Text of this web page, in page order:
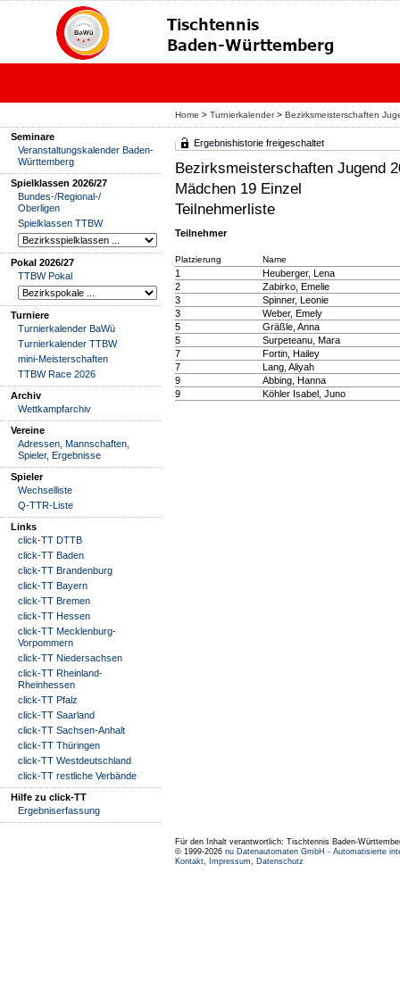
Home > Turnierkalender> Bezirksmeisterschaften
Seminare
Veranstaltungskalender Baden-
Württemberg
Spielklassen 2026/27
Bundes-/Regional-/
Oberligen
Spielklassen TTBW
Pokal 2026/27
TTBW Pokal
Turniere
Turnierkalender BaWü
Turnierkalender TTBW
mini-Meisterschaften
TTBW Race 2026
Archiv
Wettkampfarchiv
Vereine
Adressen, Mannschaften,
Spieler, Ergebnisse
Spieler
Wechselliste
Q-TTR-Liste
Links
click-TT DTTB
click-TT Baden
click-TT Brandenburg
click-TT Bayern
click-TT Bremen
click-TT Hessen
click-TT Mecklenburg-
Vorpommern
click-TT Niedersachsen
click-TT Rheinland-
Rheinhessen
click-TT Pfalz
click-TT Saarland
click-TT Sachsen-Anhalt
click-TT Thüringen
click-TT Westdeutschland
click-TT restliche Verbände
Hilfe zu click-TT
Ergebniserfassung
Ergebnishistorie freigeschaltet
Bezirksmeisterschaften Jugend
Mädchen 19 Einzel
Teilnehmerliste
Teilnehmer
Platzierung Name
1
Heuberger, Lena
2
Zabirko, Emelie
3
Spinner, Leonie
3
Weber, Emely
5
Gräßle, Anna
5
Surpeteanu, Mara
7
Fortin, Hailey
7
Lang, Aliyah
9
Abbing, Hanna
9
Köhler Isabel, Juno
Für den Inhalt verantwortlich: Tischtennis Baden-
© 1999-2026 nu Datenautomaten GmbH - Automatisierte
Kontakt, Impressum, Datenschutz